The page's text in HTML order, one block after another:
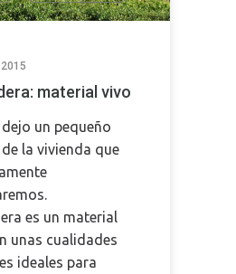
material vivo
un pequeño
la vivienda que
es un material
unas cualidades
ideales para